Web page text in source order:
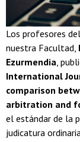
Los profesores
nuestra Facultad,
Ezurmendia ,
International
comparison
arbitration and
el estándar de la
judicatura